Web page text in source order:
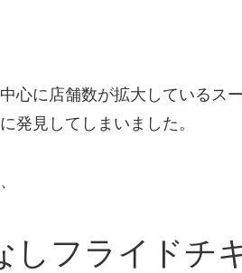
心に店舗数が拡大しているス
発見してしまいました。
しフライドチ